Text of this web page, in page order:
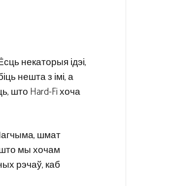
некаторыя ідэі,
нешта з імі, а
што Hard-Fi хоча
шмат
мы хочам
рэчаў, каб